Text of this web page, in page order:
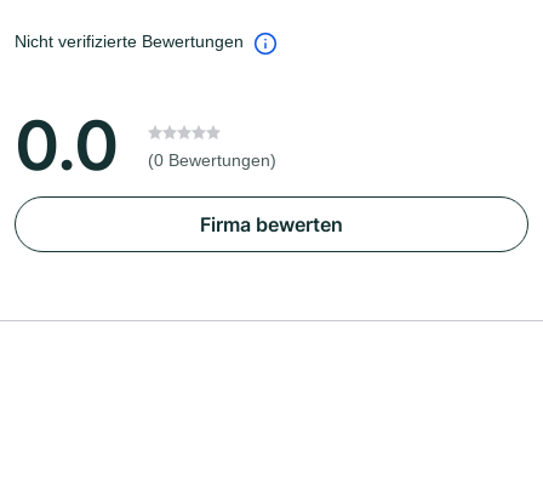
Nicht verifizierte Bewertungen
0.0 (0 Bewertungen)
Firma bewerten